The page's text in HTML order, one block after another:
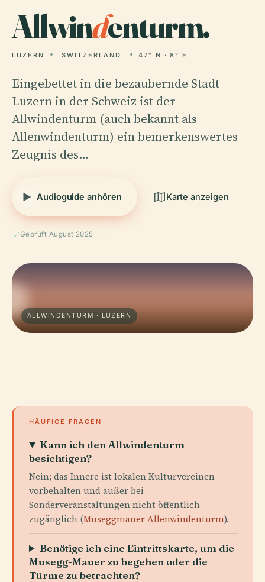
Allwindenturm.
LUZERN SWITZERLAND 47° N · 8° E
Eingebettet in die bezaubernde Stadt
Luzern in der Schweiz ist der
Allwindenturm (auch bekannt als
Allenwindenturm) ein bemerkenswertes
Zeugnis des…
Audioguide anhören Karte anzeigen
Geprüft August 2025
ALLWINDENTURM · LUZERN
HÄUFIGE FRAGEN
Kann ich den Allwindenturm
besichtigen?
Nein; das Innere ist lokalen Kulturvereinen
vorbehalten und außer bei
Sonderveranstaltungen nicht öffentlich
zugänglich (Museggmauer Allenwindenturm).
Benötige ich eine Eintrittskarte, um die
Musegg-Mauer zu begehen oder die
Türme zu betrachten?